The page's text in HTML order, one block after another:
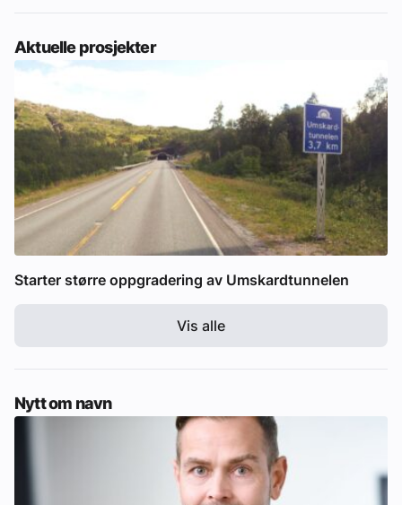
Aktuelle prosjekter
Starter større oppgradering av Umskardtunnelen
Vis alle
Nytt om navn